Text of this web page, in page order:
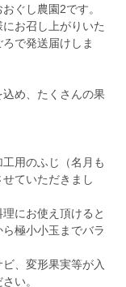
ぐし農園2です。
お召し上がりいた
で発送届けしま
め、たくさんの果
用のふじ（名月も
ていただきまし
にお使え頂けると
極小小玉までバラ
、変形果実等が入
い。